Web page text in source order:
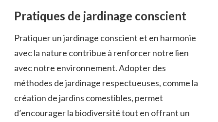
Pratiques de jardinage conscient
Pratiquer un jardinage conscient et en harmonie
avec la nature contribue à renforcer notre lien
avec notre environnement. Adopter des
méthodes de jardinage respectueuses, comme la
création de jardins comestibles, permet
d’encourager la biodiversité tout en offrant un